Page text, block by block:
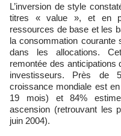
L’inversion de style constatée depuis la fin de l’été, profite aux
titres « value », et en
ressources de base et les
la consommation courante
dans les allocations.
remontée des anticipations
investisseurs. Près de
croissance mondiale est
19 mois) et 84%
ascension (retrouvant les
juin 2004).